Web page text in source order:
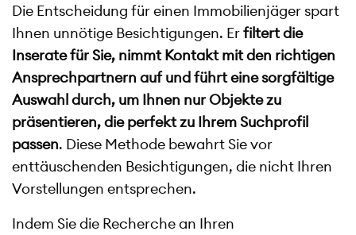
Die Entscheidung für einen Immobilienjäger spart
Ihnen unnötige Besichtigungen. Erfiltert die
Inserate für Sie, nimmt Kontakt mit den richtigen
Ansprechpartnern auf und führt eine sorgfältige
Auswahl durch, um Ihnen nur Objekte zu
präsentieren, die perfekt zu Ihrem Suchprofil
passen. Diese Methode bewahrt Sie vor
enttäuschenden Besichtigungen, die nicht Ihren
Vorstellungen entsprechen.
Indem Sie die Recherche an Ihren